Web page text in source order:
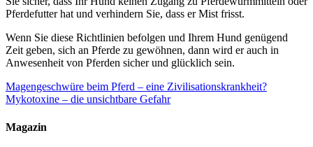
Pferdefutter hat und verhindern Sie, dass er Mist frisst.
Wenn Sie diese Richtlinien befolgen und Ihrem Hund genügend
Zeit geben, sich an Pferde zu gewöhnen, dann wird er auch in
Anwesenheit von Pferden sicher und glücklich sein.
Magengeschwüre beim Pferd – eine Zivilisationskrankheit?
Mykotoxine – die unsichtbare Gefahr
Magazin